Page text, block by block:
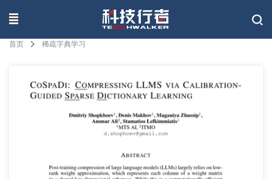
联系我们
首页 稀疏字典学习